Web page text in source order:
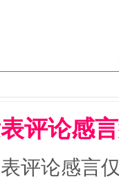
"炒
评论感
评论感言